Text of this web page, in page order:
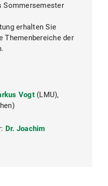
Sommersemester
erhalten Sie
Themenbereiche der
Vogt(LMU),
Dr. Joachim